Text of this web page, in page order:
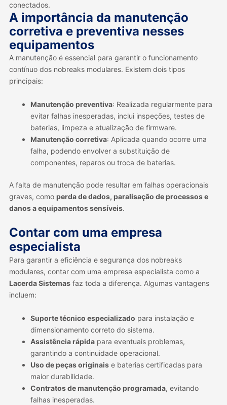
conectados.
A importância da manutenção
corretiva e preventiva nesses
equipamentos
A manutenção é essencial para garantir o funcionamento
contínuo dos nobreaks modulares. Existem dois tipos
principais:
Manutenção preventiva: Realizada regularmente para
evitar falhas inesperadas, inclui inspeções, testes de
baterias, limpeza e atualização de firmware.
Manutenção corretiva: Aplicada quando ocorre uma
falha, podendo envolver a substituição de
componentes, reparos ou troca de baterias.
A falta de manutenção pode resultar em falhas operacionais
graves, como perda de dados, paralisação de processos e
danos a equipamentos sensíveis.
Contar com uma empresa
especialista
Para garantir a eficiência e segurança dos nobreaks
modulares, contar com uma empresa especialista como a
Lacerda Sistemasfaz toda a diferença. Algumas vantagens
incluem:
Suporte técnico especializado para instalação e
dimensionamento correto do sistema.
Assistência rápidapara eventuais problemas,
garantindo a continuidade operacional.
Uso de peças originaise baterias certificadas para
maior durabilidade.
Contratos de manutenção programada, evitando
falhas inesperadas.